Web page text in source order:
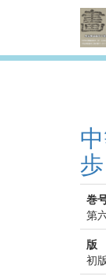
巻
第
版
初